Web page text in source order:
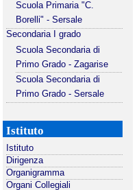
Scuola Primaria "C.
Borelli" - Sersale
Secondaria I grado
Scuola Secondaria di
Primo Grado - Zagarise
Scuola Secondaria di
Primo Grado - Sersale
Istituto
Istituto
Dirigenza
Organigramma
Organi Collegiali